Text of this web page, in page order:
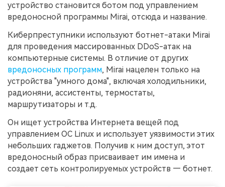
устройство становится ботом под управлением
вредоносной программы Mirai, отсюда и название.
Киберпреступники используют ботнет-атаки Mirai
для проведения массированных DDoS-атак на
компьютерные системы. В отличие от других
вредоносных программ, Mirai нацелен только на
устройства "умного дома", включая холодильники,
радионяни, ассистенты, термостаты,
маршрутизаторы и т.д.
Он ищет устройства Интернета вещей под
управлением ОС Linux и использует уязвимости этих
небольших гаджетов. Получив к ним доступ, этот
вредоносный образ присваивает им имена и
создает сеть контролируемых устройств — ботнет.